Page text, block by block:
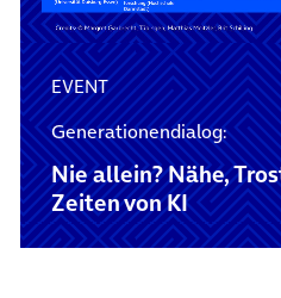
EVENT
Generationendialog:
Nie allein? Nähe,
Zeiten von KI